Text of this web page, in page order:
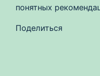
понятных
Поделиться